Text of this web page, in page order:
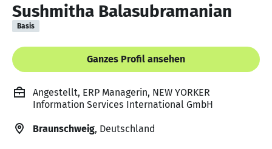
Sushmitha Balasubramanian
Basis
Ganzes Profil ansehen
Angestellt, ERP Managerin, NEW YORKER
Information Services International GmbH
Braunschweig, Deutschland